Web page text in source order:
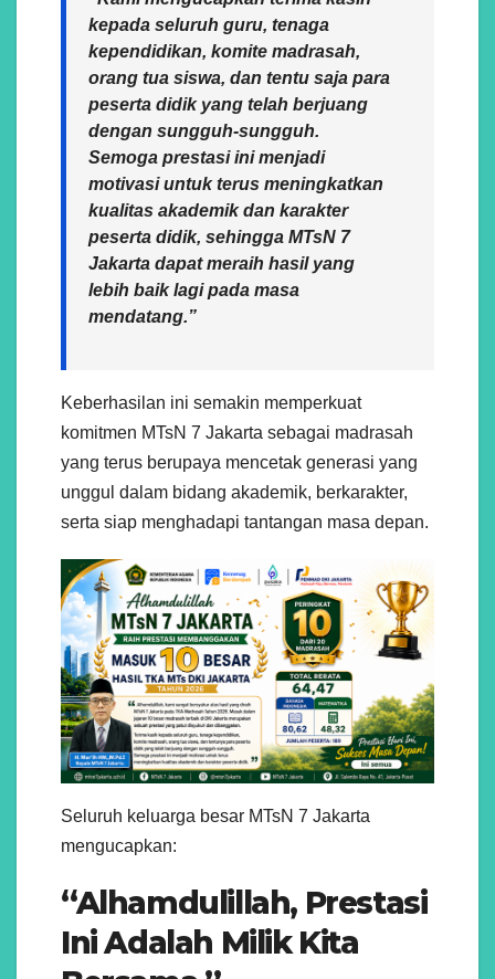
kepada seluruh guru, tenaga
kependidikan, komite madrasah,
orang tua siswa, dan tentu saja para
peserta didik yang telah berjuang
dengan sungguh-sungguh.
Semoga prestasi ini menjadi
motivasi untuk terus meningkatkan
kualitas akademik dan karakter
peserta didik, sehingga MTsN 7
Jakarta dapat meraih hasil yang
lebih baik lagi pada masa
mendatang.”
Keberhasilan ini semakin memperkuat
komitmen MTsN 7 Jakarta sebagai madrasah
yang terus berupaya mencetak generasi yang
unggul dalam bidang akademik, berkarakter,
serta siap menghadapi tantangan masa depan.
Seluruh keluarga besar MTsN 7 Jakarta
mengucapkan:
“Alhamdulillah, Prestasi
Ini Adalah Milik Kita